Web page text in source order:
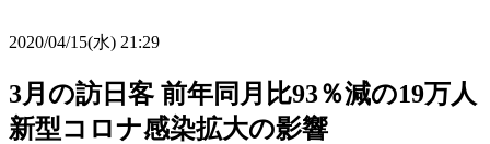
2020/04/15(水) 21:29
3月の訪日客 前年同月比93％減の19万人
新型コロナ感染拡大の影響